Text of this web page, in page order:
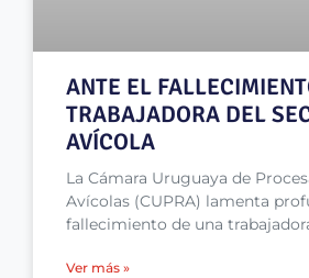
ANTE EL
TRABAJADORA DEL
AVÍCOLA
La Cámara Uruguaya de
Avícolas (CUPRA) lamenta
fallecimiento de una
Ver más »